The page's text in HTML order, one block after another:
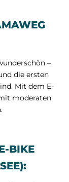
–
die ersten
Mit dem E-
moderaten
BIKE